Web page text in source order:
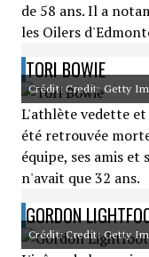
de 58 ans. Il a
les Oilers
TORI BOWIE
Crédit: Credit: Getty
L'athlète vedette
été retrouvée
équipe, ses amis et
n'avait que 32 ans.
GORDON
Crédit: Credit: Getty